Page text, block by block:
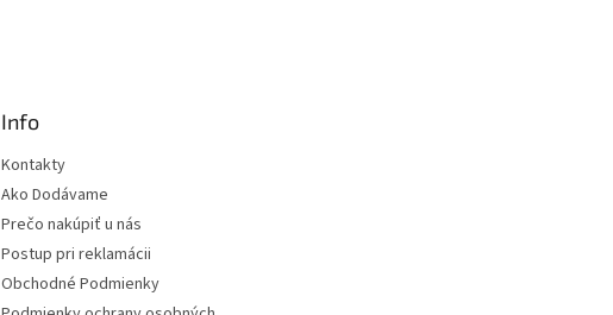
Info
Kontakty
Ako Dodávame
Prečo nakúpiť u nás
Postup pri reklamácii
Obchodné Podmienky